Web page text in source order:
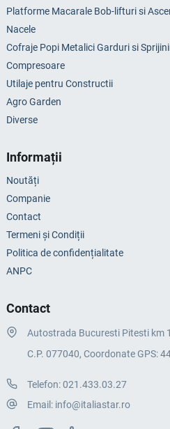
Platforme Macarale Bob-lifturi si
Nacele
Cofraje Popi Metalici Garduri si
Compresoare
Utilaje pentru Constructii
Agro Garden
Diverse
Informații
Noutăți
Companie
Contact
Termeni și Condiții
Politica de confidențialitate
ANPC
Contact
Autostrada Bucuresti Pitesti km
C.P. 077040, Coordonate GPS:
Telefon:021.433.03.27
Email: info@italiastar.ro